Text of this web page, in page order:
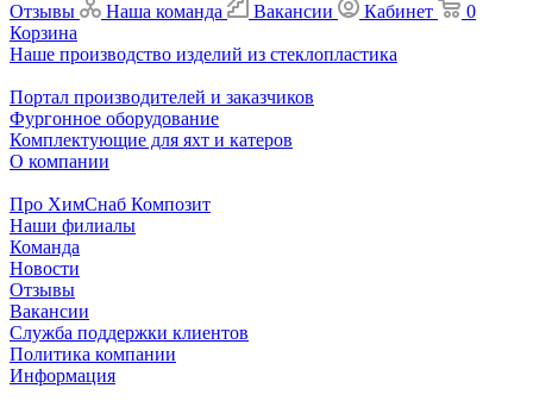
Отзывы
Наша команда Вакансии Кабинет
0
Корзина
Наше производство изделий из стеклопластика
Портал производителей и заказчиков
Фургонное оборудование
Комплектующие для яхт и катеров
О компании
Про ХимСнаб Композит
Наши филиалы
Команда
Новости
Отзывы
Вакансии
Служба поддержки клиентов
Политика компании
Информация